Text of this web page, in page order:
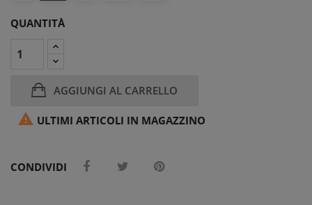
QUANTITÀ
AGGIUNGI AL CARRELLO
 ULTIMI ARTICOLI IN MAGAZZINO
CONDIVIDI